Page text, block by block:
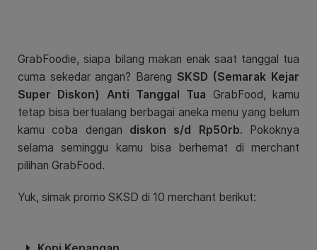
GrabFoodie, siapa bilang makan enak saat tanggal tua
cuma sekedar angan? Bareng SKSD (Semarak Kejar
Super Diskon) Anti Tanggal Tua GrabFood, kamu
tetap bisa bertualang berbagai aneka menu yang belum
kamu coba dengan diskon s/d Rp50rb. Pokoknya
selama seminggu kamu bisa berhemat di merchant
pilihan GrabFood.
Yuk, simak promo SKSD di 10 merchant berikut: